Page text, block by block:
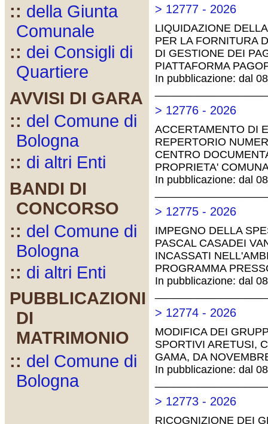
:: della Giunta
Comunale
:: dei Consigli di
Quartiere
AVVISI DI GARA
:: del Comune di
Bologna
:: di altri Enti
BANDI DI
CONCORSO
:: del Comune di
Bologna
:: di altri Enti
PUBBLICAZIONI
DI
MATRIMONIO
:: del Comune di
Bologna
> 12777 - 2026
LIQUIDAZIONE
PER LA FORNITURA
DI GESTIONE DEI
PIATTAFORMA
In pubblicazione: dal
> 12776 - 2026
ACCERTAMENTO DI
REPERTORIO
CENTRO
PROPRIETA'
In pubblicazione: dal
> 12775 - 2026
IMPEGNO DELLA
PASCAL CASADEI
INCASSATI
PROGRAMMA
In pubblicazione: dal
> 12774 - 2026
MODIFICA DEI
SPORTIVI ARETUSI,
GAMA, DA
In pubblicazione: dal
> 12773 - 2026
RICOGNIZIONE DEI